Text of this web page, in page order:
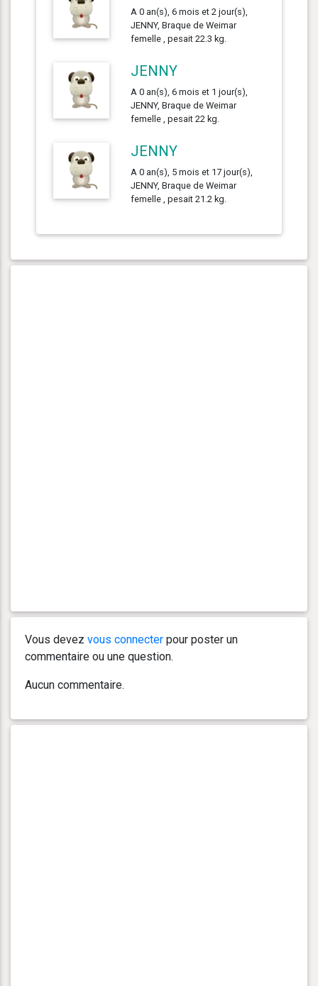
A 0 an(s), 6 mois et 2 jour(s),
JENNY, Braque de Weimar
femelle , pesait 22.3 kg.
JENNY
A 0 an(s), 6 mois et 1 jour(s),
JENNY, Braque de Weimar
femelle , pesait 22 kg.
JENNY
A 0 an(s), 5 mois et 17 jour(s),
JENNY, Braque de Weimar
femelle , pesait 21.2 kg.
Vous devez vous connecter pour poster un
commentaire ou une question.
Aucun commentaire.